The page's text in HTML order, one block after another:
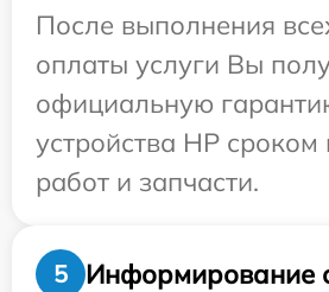
После выполнения
оплаты услуги Вы
официальную
устройства HP
работ и запчасти.
5
Информирование